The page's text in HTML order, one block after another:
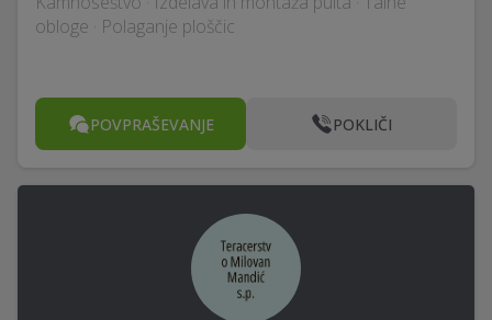
obloge · Polaganje ploščic
POVPRAŠEVANJE POKLIČI